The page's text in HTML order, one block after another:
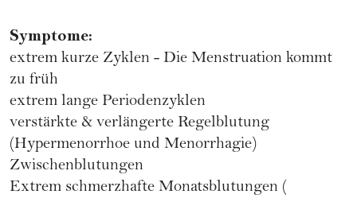
Symptome:
extrem kurze Zyklen - Die Menstruation kommt
zu früh
extrem lange Periodenzyklen
verstärkte & verlängerte Regelblutung
(Hypermenorrhoe und Menorrhagie)
Zwischenblutungen
Extrem schmerzhafte Monatsblutungen (